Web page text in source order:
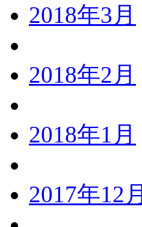
2018年3月
2018年2月
2018年1月
2017年12月